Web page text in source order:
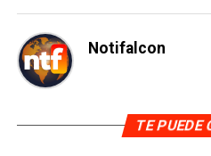
Notifalcon
TE PUEDE